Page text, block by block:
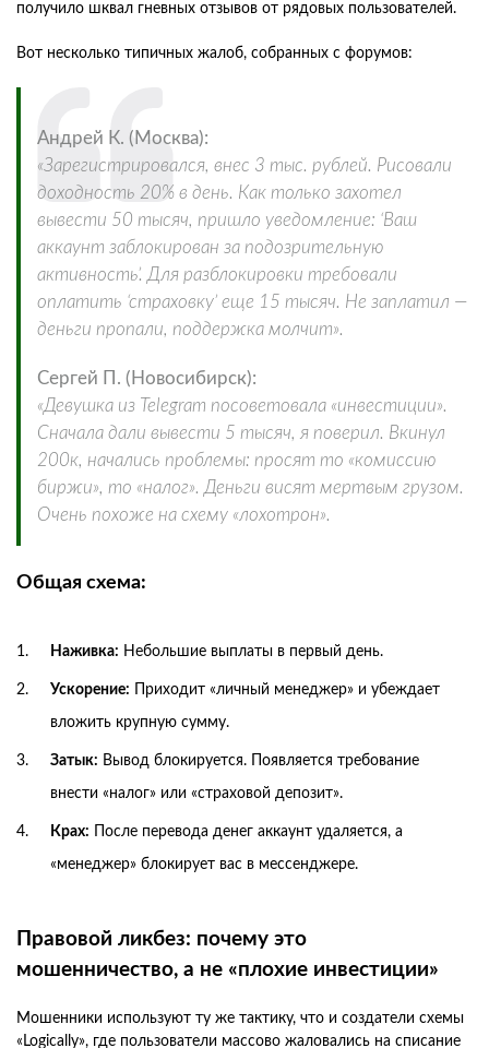
получило шквал гневных отзывов от рядовых пользователей.
Вот несколько типичных жалоб, собранных с форумов:
Андрей К. (Москва):
«Зарегистрировался, внес 3 тыс. рублей. Рисовали
доходность 20% в день. Как только захотел
вывести 50 тысяч, пришло уведомление: ‘Ваш
аккаунт заблокирован за подозрительную
активность’. Для разблокировки требовали
оплатить ‘страховку’ еще 15 тысяч. Не заплатил —
деньги пропали, поддержка молчит».
Сергей П. (Новосибирск):
«Девушка из Telegram посоветовала «инвестиции».
Сначала дали вывести 5 тысяч, я поверил. Вкинул
200к, начались проблемы: просят то «комиссию
биржи», то «налог». Деньги висят мертвым грузом.
Очень похоже на схему «лохотрон».
Общая схема:
Наживка: Небольшие выплаты в первый день.
Ускорение: Приходит «личный менеджер» и убеждает
вложить крупную сумму.
Затык: Вывод блокируется. Появляется требование
внести «налог» или «страховой депозит».
Крах: После перевода денег аккаунт удаляется, а
«менеджер» блокирует вас в мессенджере.
Правовой ликбез: почему это
мошенничество, а не «плохие инвестиции»
Мошенники используют ту же тактику, что и создатели схемы
«Logically», где пользователи массово жаловались на списание